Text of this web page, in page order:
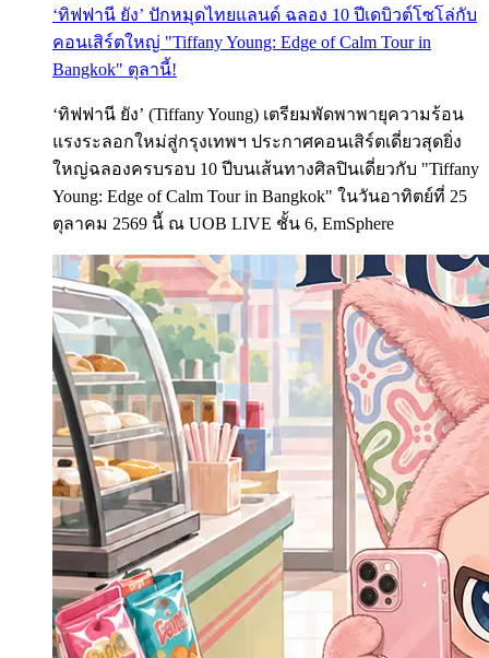
‘ทิฟฟานี ยัง’ ปักหมุดไทยแลนด์ ฉลอง 10 ปีเดบิวต์โซโล่กับ
คอนเสิร์ตใหญ่ "Tiffany Young: Edge of Calm Tour in
Bangkok" ตุลานี้!
‘ทิฟฟานี ยัง’ (Tiffany Young) เตรียมพัดพาพายุความร้อน
แรงระลอกใหม่สู่กรุงเทพฯ ประกาศคอนเสิร์ตเดี่ยวสุดยิ่ง
ใหญ่ฉลองครบรอบ 10 ปีบนเส้นทางศิลปินเดี่ยวกับ "Tiffany
Young: Edge of Calm Tour in Bangkok" ในวันอาทิตย์ที่ 25
ตุลาคม 2569 นี้ ณ UOB LIVE ชั้น 6, EmSphere